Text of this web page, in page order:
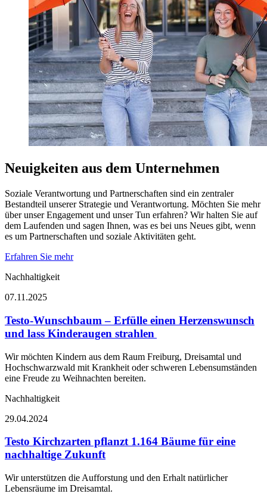
Neuigkeiten aus dem Unternehmen
Soziale Verantwortung und Partnerschaften sind ein zentraler
Bestandteil unserer Strategie und Verantwortung. Möchten Sie mehr
über unser Engagement und unser Tun erfahren? Wir halten Sie auf
dem Laufenden und sagen Ihnen, was es bei uns Neues gibt, wenn
es um Partnerschaften und soziale Aktivitäten geht.
Erfahren Sie mehr
Nachhaltigkeit
07.11.2025
Testo-Wunschbaum – Erfülle einen Herzenswunsch
und lass Kinderaugen strahlen
Wir möchten Kindern aus dem Raum Freiburg, Dreisamtal und
Hochschwarzwald mit Krankheit oder schweren Lebensumständen
eine Freude zu Weihnachten bereiten.
Nachhaltigkeit
29.04.2024
Testo Kirchzarten pflanzt 1.164 Bäume für eine
nachhaltige Zukunft
Wir unterstützen die Aufforstung und den Erhalt natürlicher
Lebensräume im Dreisamtal.